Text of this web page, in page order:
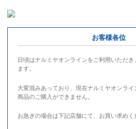
お客様各位
日頃はナルミヤオンラインをご利用いただ
ます。
大変混みあっており、現在ナルミヤオンラ
商品のご購入ができません。
お急ぎの場合は下記店舗にて、お買い求めく